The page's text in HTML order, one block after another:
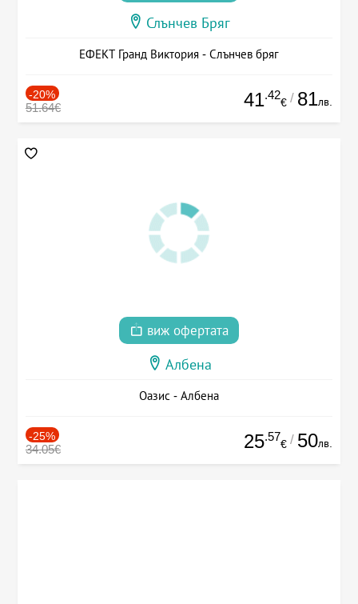
Слънчев Бряг
ЕФЕКТ Гранд Виктория - Слънчев бряг
-20%
51.64€ 41.42
€ / 81лв.
виж офертата
Албена
Оазис - Албена
-25%
34.05€ 25.57
€ / 50лв.